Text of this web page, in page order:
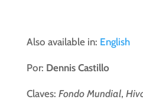
Also available in: English
Por: Dennis Castillo
Claves: Fondo Mundial,